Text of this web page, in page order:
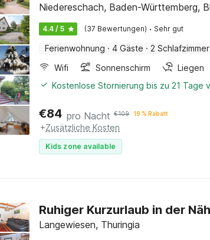
Niedereschach, Baden-Württemberg,
4.4 / 5 (37 Bewertungen) · Sehr gut
Ferienwohnung · 4 Gäste · 2 Schlafzimmer
Wifi
Sonnenschirm Liegen
Kostenlose Stornierung bis zu 21 Tage
€84 pro Nacht €109 19 % Rabatt
+Zusätzliche Kosten
Kids zone available
Ruhiger Kurzurlaub in der
Langewiesen, Thuringia